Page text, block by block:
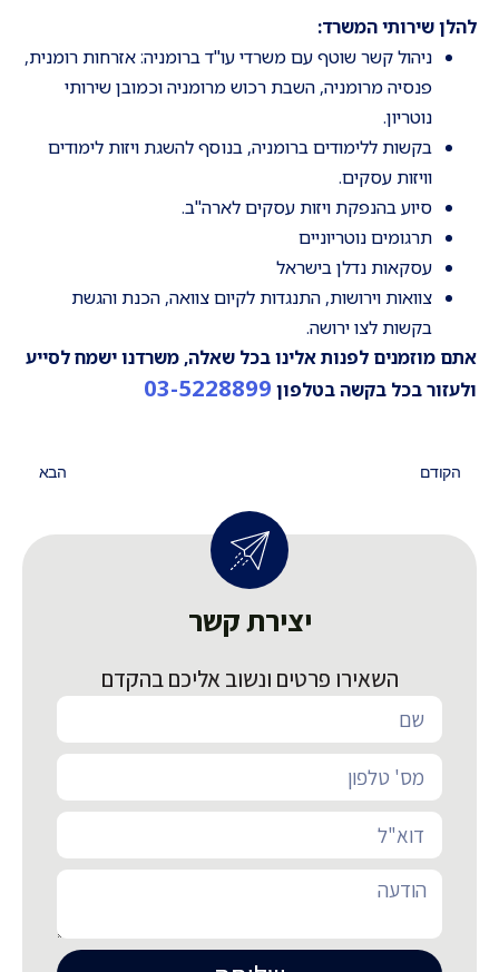
להלן שירותי המשרד:
ניהול קשר שוטף עם משרדי עו"ד ברומניה: אזרחות רומנית,
פנסיה מרומניה, השבת רכוש מרומניה וכמובן שירותי
נוטריון.
בקשות ללימודים ברומניה, בנוסף להשגת ויזות לימודים
וויזות עסקים.
סיוע בהנפקת ויזות עסקים לארה"ב.
תרגומים נוטריוניים
עסקאות נדלן בישראל
צוואות וירושות, התנגדות לקיום צוואה, הכנת והגשת
בקשות לצו ירושה.
אתם מוזמנים לפנות אלינו בכל שאלה, משרדנו ישמח לסייע
ולעזור בכל בקשה בטלפון 03-5228899
הקודם הבא
יצירת קשר
השאירו פרטים ונשוב אליכם בהקדם